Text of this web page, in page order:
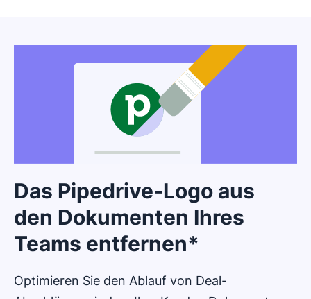
Das Pipedrive-Logo aus
den Dokumenten Ihres
Teams entfernen*
Optimieren Sie den Ablauf von Deal-